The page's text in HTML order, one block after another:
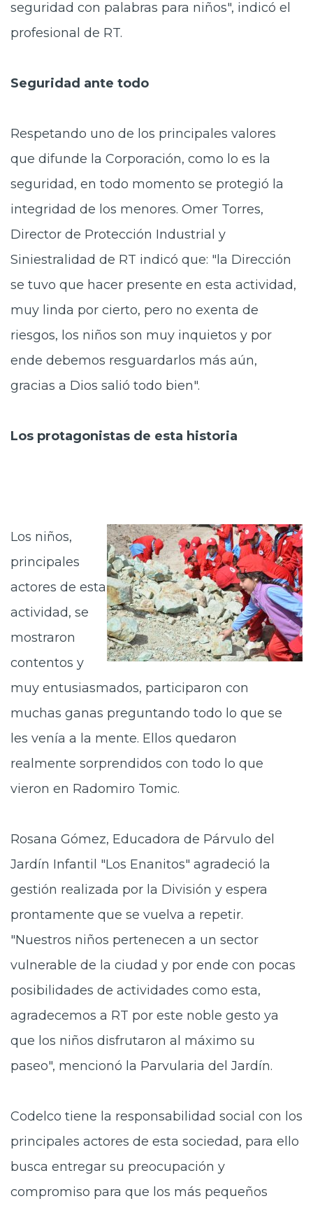
seguridad con palabras para niños", indicó el
profesional de RT.
Seguridad ante todo
Respetando uno de los principales valores
que difunde la Corporación, como lo es la
seguridad, en todo momento se protegió la
integridad de los menores. Omer Torres,
Director de Protección Industrial y
Siniestralidad de RT indicó que: "la Dirección
se tuvo que hacer presente en esta actividad,
muy linda por cierto, pero no exenta de
riesgos, los niños son muy inquietos y por
ende debemos resguardarlos más aún,
gracias a Dios salió todo bien".
Los protagonistas de esta historia
Los niños,
principales
actores de esta
actividad, se
mostraron
contentos y
muy entusiasmados, participaron con
muchas ganas preguntando todo lo que se
les venía a la mente. Ellos quedaron
realmente sorprendidos con todo lo que
vieron en Radomiro Tomic.
Rosana Gómez, Educadora de Párvulo del
Jardín Infantil "Los Enanitos" agradeció la
gestión realizada por la División y espera
prontamente que se vuelva a repetir.
"Nuestros niños pertenecen a un sector
vulnerable de la ciudad y por ende con pocas
posibilidades de actividades como esta,
agradecemos a RT por este noble gesto ya
que los niños disfrutaron al máximo su
paseo", mencionó la Parvularia del Jardín.
Codelco tiene la responsabilidad social con los
principales actores de esta sociedad, para ello
busca entregar su preocupación y
compromiso para que los más pequeños